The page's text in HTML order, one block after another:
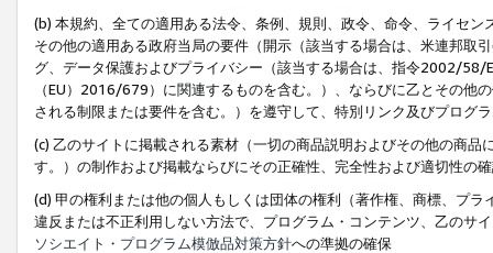
(b) 本規約、全ての適用ある法令、条例、規則、政令、命令、ライセ
その他の適用ある政府当局の要件（開示（該当する場合は、米連邦取
グ、データ保護およびプライバシー（該当する場合は、指令2002/58/
（EU）2016/679）に関連するものを含む。）、ならびに乙とその他
される制限または要件を含む。）を遵守して、特別リンク及びプログ
(c) 乙のサイトに掲載される素材（一切の商品説明およびその他の商
す。）の制作および掲載ならびにその正確性、完全性および適切性の
(d) 甲の権利または他の個人もしくは団体の権利（著作権、商標、プ
違反または不正利用しない方法で、プログラム・コンテンツ、乙のサ
ソシエイト・プログラム模倣品対策方針への準拠の確保